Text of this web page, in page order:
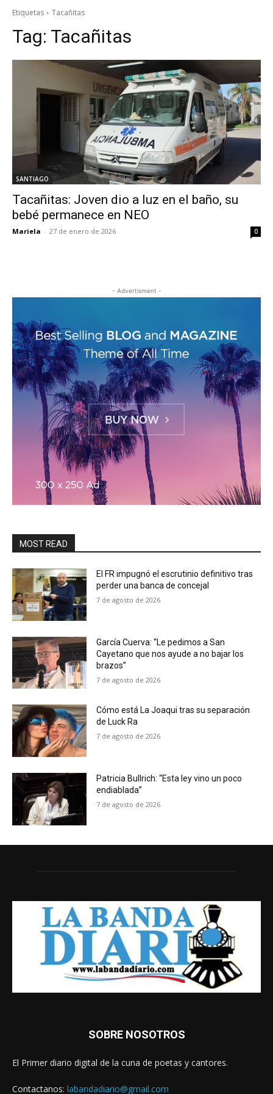
Etiquetas Tacañitas
Tag: Tacañitas
SANTIAGO
Tacañitas: Joven dio a luz en el baño, su
bebé permanece en NEO
Mariela - 27 de enero de 2026 0
- Advertisment -
MOST READ
El FR impugnó el escrutinio definitivo tras
perder una banca de concejal
7 de agosto de 2026
García Cuerva: “Le pedimos a San
Cayetano que nos ayude a no bajar los
brazos”
7 de agosto de 2026
Cómo está La Joaqui tras su separación
de Luck Ra
7 de agosto de 2026
Patricia Bullrich: “Esta ley vino un poco
endiablada”
7 de agosto de 2026
SOBRE NOSOTROS
El Primer diario digital de la cuna de poetas y cantores.
Contactanos: labandadiario@gmail.com